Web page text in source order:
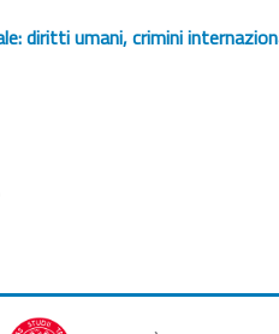
diritti umani, crimini